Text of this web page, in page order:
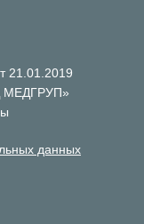
21.01.2019
МЕДГРУП»
данных